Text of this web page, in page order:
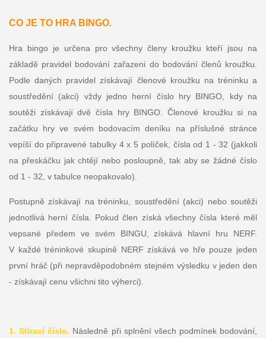
CO JE TO HRA BINGO.
Hra bingo je určena pro všechny členy kroužku kteří jsou na
základě pravidel bodování zařazeni do bodování členů kroužku.
Podle daných pravidel získávají členové kroužku na tréninku a
soustředění (akci) vždy jedno herní číslo hry BINGO, kdy na
soutěži získávají dvě čísla hry BINGO. Členové kroužku si na
začátku hry ve svém bodovacím deníku na příslušné stránce
vepíší do připravené tabulky 4 x 5 políček, čísla od 1 - 32 (jakkoli
na přeskáčku jak chtějí nebo posloupně, tak aby se žádné číslo
od 1 - 32, v tabulce neopakovalo).
Postupně získávají na tréninku, soustředění (akci) nebo soutěži
jednotlivá herní čísla. Pokud člen získá všechny čísla které měl
vepsané předem ve svém BINGU, získává hlavní hru NERF.
V každé tréninkové skupině NERF získává ve hře pouze jeden
první hráč (při nepravděpodobném stejném výsledku v jeden den
- získávají cenu všichni tito výherci).
1. Stírací číslo. Následně při splnění všech podmínek bodování,